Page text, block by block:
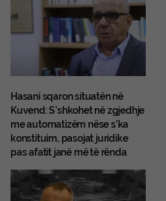
Hasani sqaron situatën në
Kuvend: S’shkohet në zgjedhje
me automatizëm nëse s’ka
konstituim, pasojat juridike
pas afatit janë më të rënda